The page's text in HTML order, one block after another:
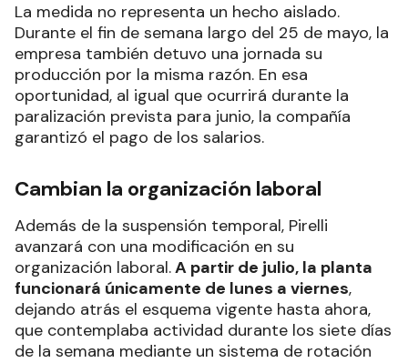
La medida no representa un hecho aislado.
Durante el fin de semana largo del 25 de mayo, la
empresa también detuvo una jornada su
producción por la misma razón. En esa
oportunidad, al igual que ocurrirá durante la
paralización prevista para junio, la compañía
garantizó el pago de los salarios.
Cambian la organización laboral
Además de la suspensión temporal, Pirelli
avanzará con una modificación en su
organización laboral.A partir de julio, la planta
funcionará únicamente de lunes a viernes,
dejando atrás el esquema vigente hasta ahora,
que contemplaba actividad durante los siete días
de la semana mediante un sistema de rotación